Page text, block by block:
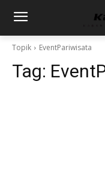
Topik EventPariwisata
Tag: